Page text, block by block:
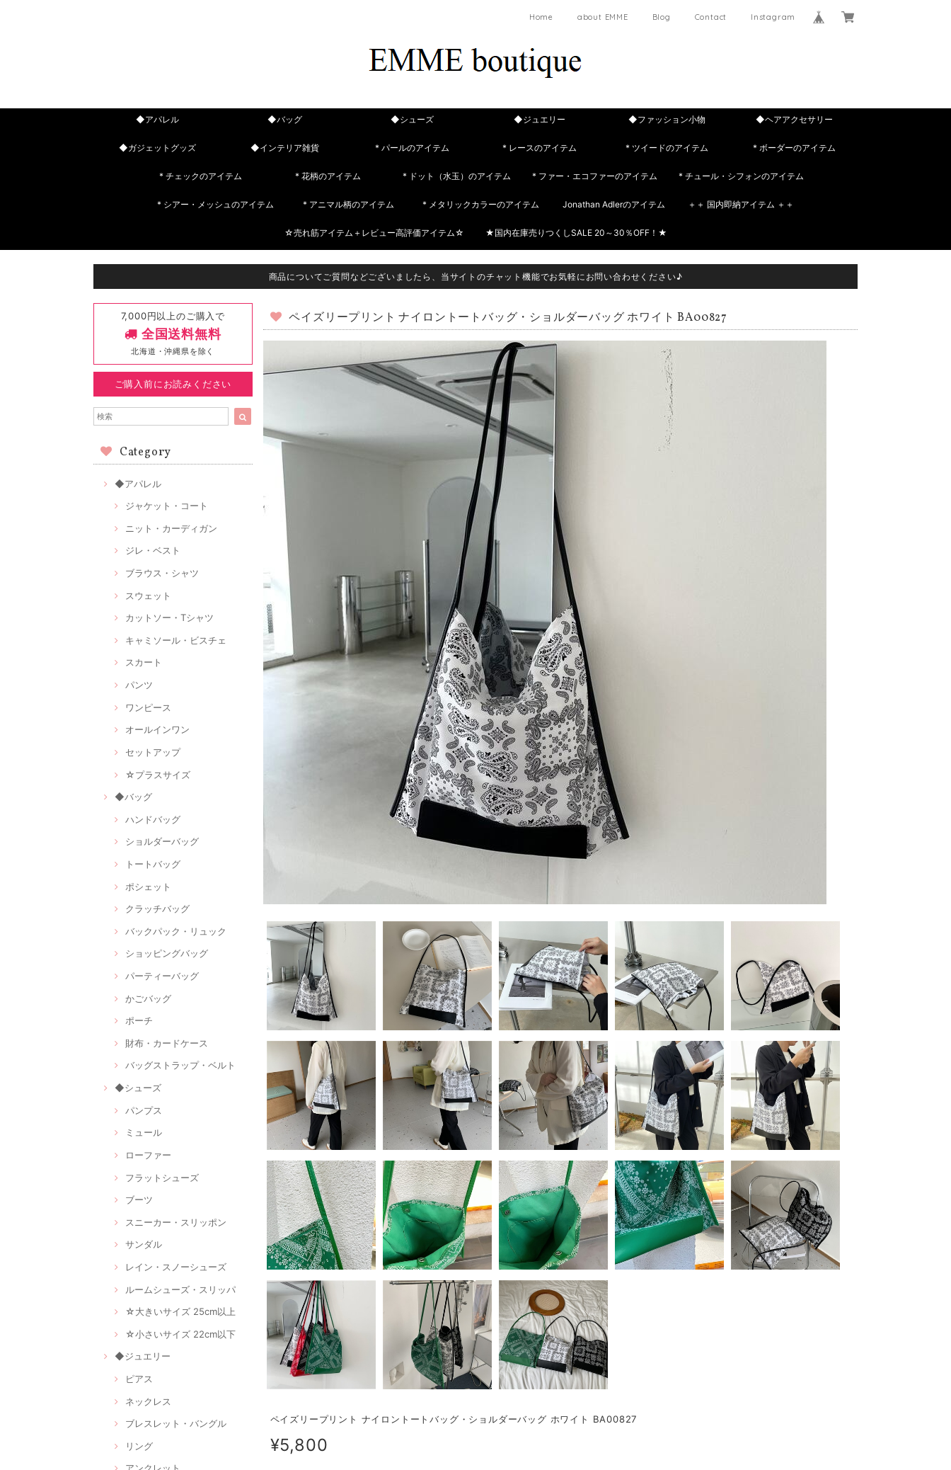
Home about EMME Blog Contact Instagram
◆アパレル ◆バッグ ◆シューズ ◆ジュエリー ◆ファッション小物 ◆ヘアアクセサリー
◆ガジェットグッズ ◆インテリア雑貨 * パールのアイテム * レースのアイテム * ツイードのアイテム * ボーダーのアイテム
* チェックのアイテム * 花柄のアイテム * ドット（水玉）のアイテム * ファー・エコファーのアイテム * チュール・シフォンのアイテム
* シアー・メッシュのアイテム * アニマル柄のアイテム * メタリックカラーのアイテム Jonathan Adlerのアイテム ＋＋ 国内即納アイテム ＋＋
☆売れ筋アイテム＋レビュー高評価アイテム☆ ★国内在庫売りつくしSALE 20～30％OFF！★
商品についてご質問などございましたら、当サイトのチャット機能でお気軽にお問い合わせください♪
7,000円以上のご購入で
全国送料無料
北海道・沖縄県を除く
ご購入前にお読みください
Category
◆アパレル
ジャケット・コート
ニット・カーディガン
ジレ・ベスト
ブラウス・シャツ
スウェット
カットソー・Tシャツ
キャミソール・ビスチェ
スカート
パンツ
ワンピース
オールインワン
セットアップ
☆プラスサイズ
◆バッグ
ハンドバッグ
ショルダーバッグ
トートバッグ
ポシェット
クラッチバッグ
バックパック・リュック
ショッピングバッグ
パーティーバッグ
かごバッグ
ポーチ
財布・カードケース
バッグストラップ・ベルト
◆シューズ
パンプス
ミュール
ローファー
フラットシューズ
ブーツ
スニーカー・スリッポン
サンダル
レイン・スノーシューズ
ルームシューズ・スリッパ
☆大きいサイズ 25cm以上
☆小さいサイズ 22cm以下
◆ジュエリー
ピアス
ネックレス
ブレスレット・バングル
リング
ペイズリープリント ナイロントートバッグ・ショルダーバッグ ホワイト BA00827
ペイズリープリント ナイロントートバッグ・ショルダーバッグ ホワイト BA00827
¥5,800